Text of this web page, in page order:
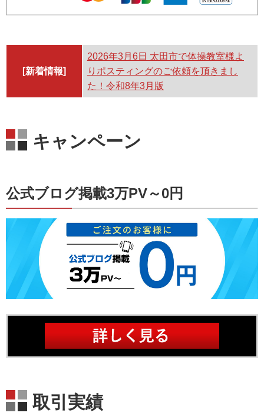
[新着情報]
2026年3月6日 太田市で体操教室様よ
りポスティングのご依頼を頂きまし
た！令和8年3月版
キャンペーン
公式ブログ掲載3万PV～0円
取引実績